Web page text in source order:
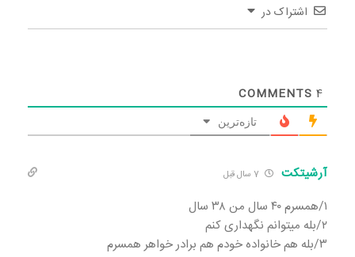
اشتراک در
4
COMMENTS
تازه‌ترین
آرشیتکت
۱/همسرم ۴۰ سال من ۳۸ سال
۲/بله میتوانم نگهداری کنم
۳/بله هم خانواده خودم هم برادر خواهر همسرم